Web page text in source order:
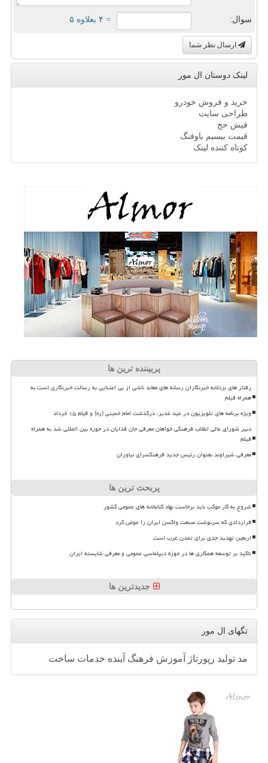
سوال: = ۴ بعلاوه ۵
ارسال نظر شما
لینک دوستان ال مور
خرید و فروش خودرو
طراحی سایت
فیش حج
قیمت بیسیم باوفنگ
کوتاه کننده لینک
پربیننده ترین ها
رفتار های بزدلانه خبرنگاران رسانه های معاند ناشی از بی اعتنایی به رسالت خبرنگاری است به
همراه فیلم
ویژه برنامه های تلویزیون در عید غدیر، درگذشت امام خمینی (ره) و قیام ۱۵ خرداد
دبیر شورای عالی انقلاب فرهنگی خواهان معرفی جان فدایان در حوزه بین المللی شد به همراه
فیلم
معرفی شیراوند بعنوان رئیس جدید فرهنگسرای نیاوران
پربحث ترین ها
شروع به کار موکب باید برخاست نهاد کتابخانه های عمومی کشور
قراردادی که سرنوشت صنعت واکسن ایران را عوض کرد
اربعین تهدید جدی برای تمدن غرب است
تاکید بر توسعه همکاری ها در حوزه دیپلماسی عمومی و معرفی شایسته ایران
جدیدترین ها
تگهای ال مور
مد تولید رپورتاژ آموزش فرهنگ آینده خدمات ساخت